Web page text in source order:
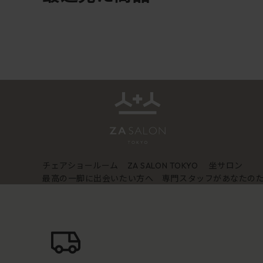
チェアショールーム ZA SALON TOKYO
坐サロン
最高の一脚に出会いたい方へ 専門スタッフがあなたの